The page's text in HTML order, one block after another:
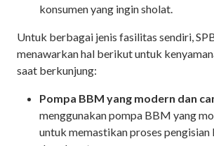
konsumen yang ingin sholat.
Untuk berbagai jenis fasilitas sendiri,
menawarkan hal berikut untuk
saat berkunjung:
Pompa BBM yang modern dan
menggunakan pompa BBM yang
untuk memastikan proses